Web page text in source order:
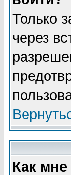
Только
через
Как